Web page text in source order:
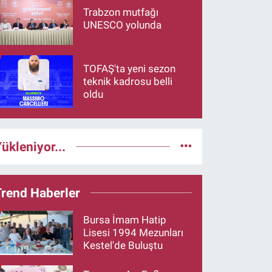
Trabzon mutfağı
UNESCO yolunda
TOFAŞ'ta yeni sezon
teknik kadrosu belli
oldu
Haberler
Bursa İmam Hatip
Lisesi 1994 Mezunları
Kestel'de Buluştu